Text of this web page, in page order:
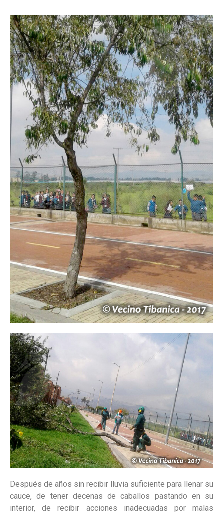
Después de años sin recibir lluvia suficiente para llenar su
cauce, de tener decenas de caballos pastando en su
interior, de recibir acciones inadecuadas por malas